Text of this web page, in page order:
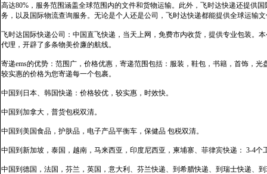
高达80%，服务范围涵盖全球范围内的文件和货物运输。此外，飞时达快递还提供
务，以及国际物流查询服务。无论是个人还是公司，飞时达快递都能提供全球运输
飞时达国际快递公司：中国直飞快递，当天上网，免费市内收货，提供专业包装。
代理，开辟了多条物美价廉的航线。
寄递ems的优势：范围广，价格优惠，寄递范围包括：服装，鞋包，书籍，首饰，
较实惠的价格为您寄递每一个包裹。
中国到日本、韩国快递：价格较优，较实惠，时效快。
中国到加拿大，普货包税双清。
中国到美国食品，护肤品，电子产品平衡车，保健品 包税双清。
中国到新加坡，泰国，越南，马来西亚，印度尼西亚，柬埔寨、菲律宾快递： 3-4个
中国到德国，法国，芬兰，英国，意大利、芬兰快递、到希腊快递、到瑞士快递、